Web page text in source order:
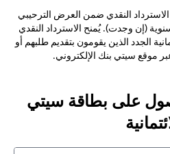
النقدي ضمن العرض الترحيبي
(إن وجدت). يُمنح الاسترداد النقدي
الجدد الذين يقومون بتقديم طلبهم أو
موقع سيتي بنك الإلكتروني.
على بطاقة سيتي